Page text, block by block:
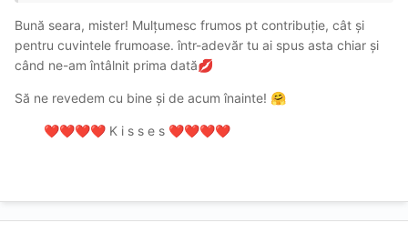
că locul tău este la TOP.
Celor care au apărut cu recenzii după promovare, dar si
forum este tocmai acela de a ne ajuta reciproc pentru a
ridica nivelul serviciilor. Nu aveți teamă să scrieți despre
experiențele trăite, fiți obiectivi și asumați. Numai
Bună seara, mister! Mulțumesc frumos pt contribuție, cât și
pentru cuvintele frumoase. într-adevăr tu ai spus asta chiar și
când ne-am întâlnit prima dată💋
Să ne revedem cu bine și de acum înainte! 🤗
❤️❤️❤️❤️ K i s s e s ❤️❤️❤️❤️